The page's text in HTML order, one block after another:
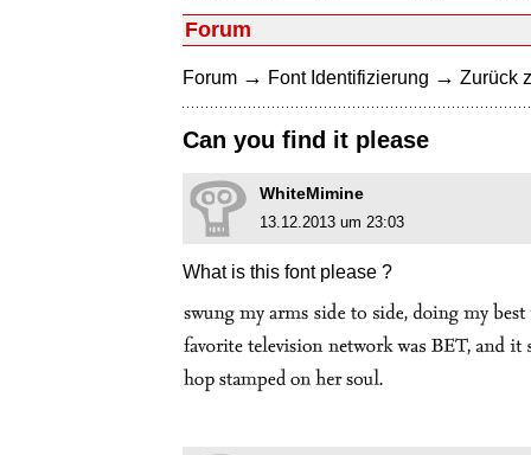
Forum
Forum → Font Identifizierung → Zurück
Can you find it please
WhiteMimine
13.12.2013 um 23:03
What is this font please ?